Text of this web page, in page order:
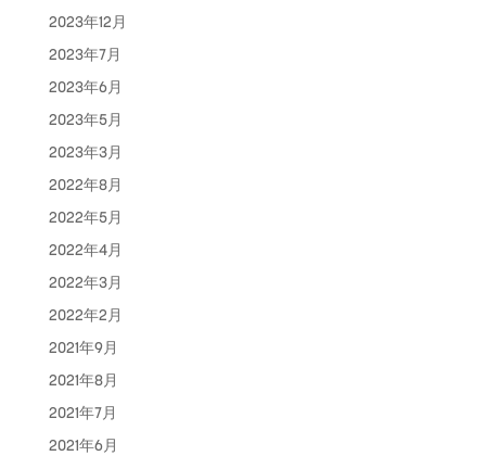
2023年12月
2023年7月
2023年6月
2023年5月
2023年3月
2022年8月
2022年5月
2022年4月
2022年3月
2022年2月
2021年9月
2021年8月
2021年7月
2021年6月